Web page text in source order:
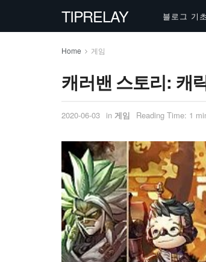
TIPRELAY 블로그 기초
Home 게임
캐러밴 스토리: 캐
2020-06-03 in 게임 Reading Time: 1